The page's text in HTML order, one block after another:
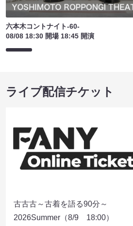
六本木コントナイト-60-
08/08 18:30 開場 18:45 開演
ライブ配信チケット
古古古～古着を語る90分～
2026Summer（8/9 18:00）